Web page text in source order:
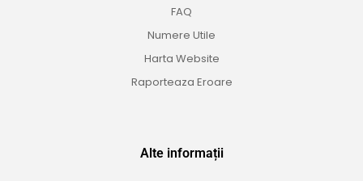
FAQ
Numere Utile
Harta Website
Raporteaza Eroare
Alte informații